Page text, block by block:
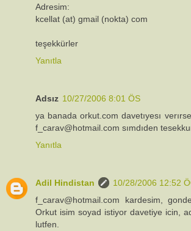
Adresim:
kcellat (at) gmail (nokta) com
teşekkürler
Yanıtla
Adsız 10/27/2006 8:01 ÖS
ya banada orkut.com davetıyesı
f_carav@hotmail.com sımdıden
Yanıtla
Adil Hindistan
10/28/2006 12:52
f_carav@hotmail.com kardesim,
Orkut isim soyad istiyor davetiye icin,
lutfen.